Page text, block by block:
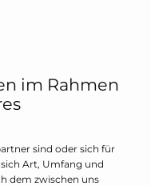
im Rahmen
sind oder sich für
Art, Umfang und
dem zwischen uns